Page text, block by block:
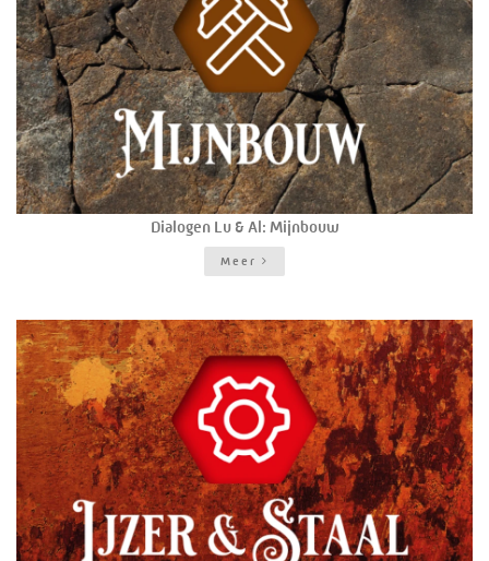
Dialogen Lu & Al: Mijnbouw
Meer